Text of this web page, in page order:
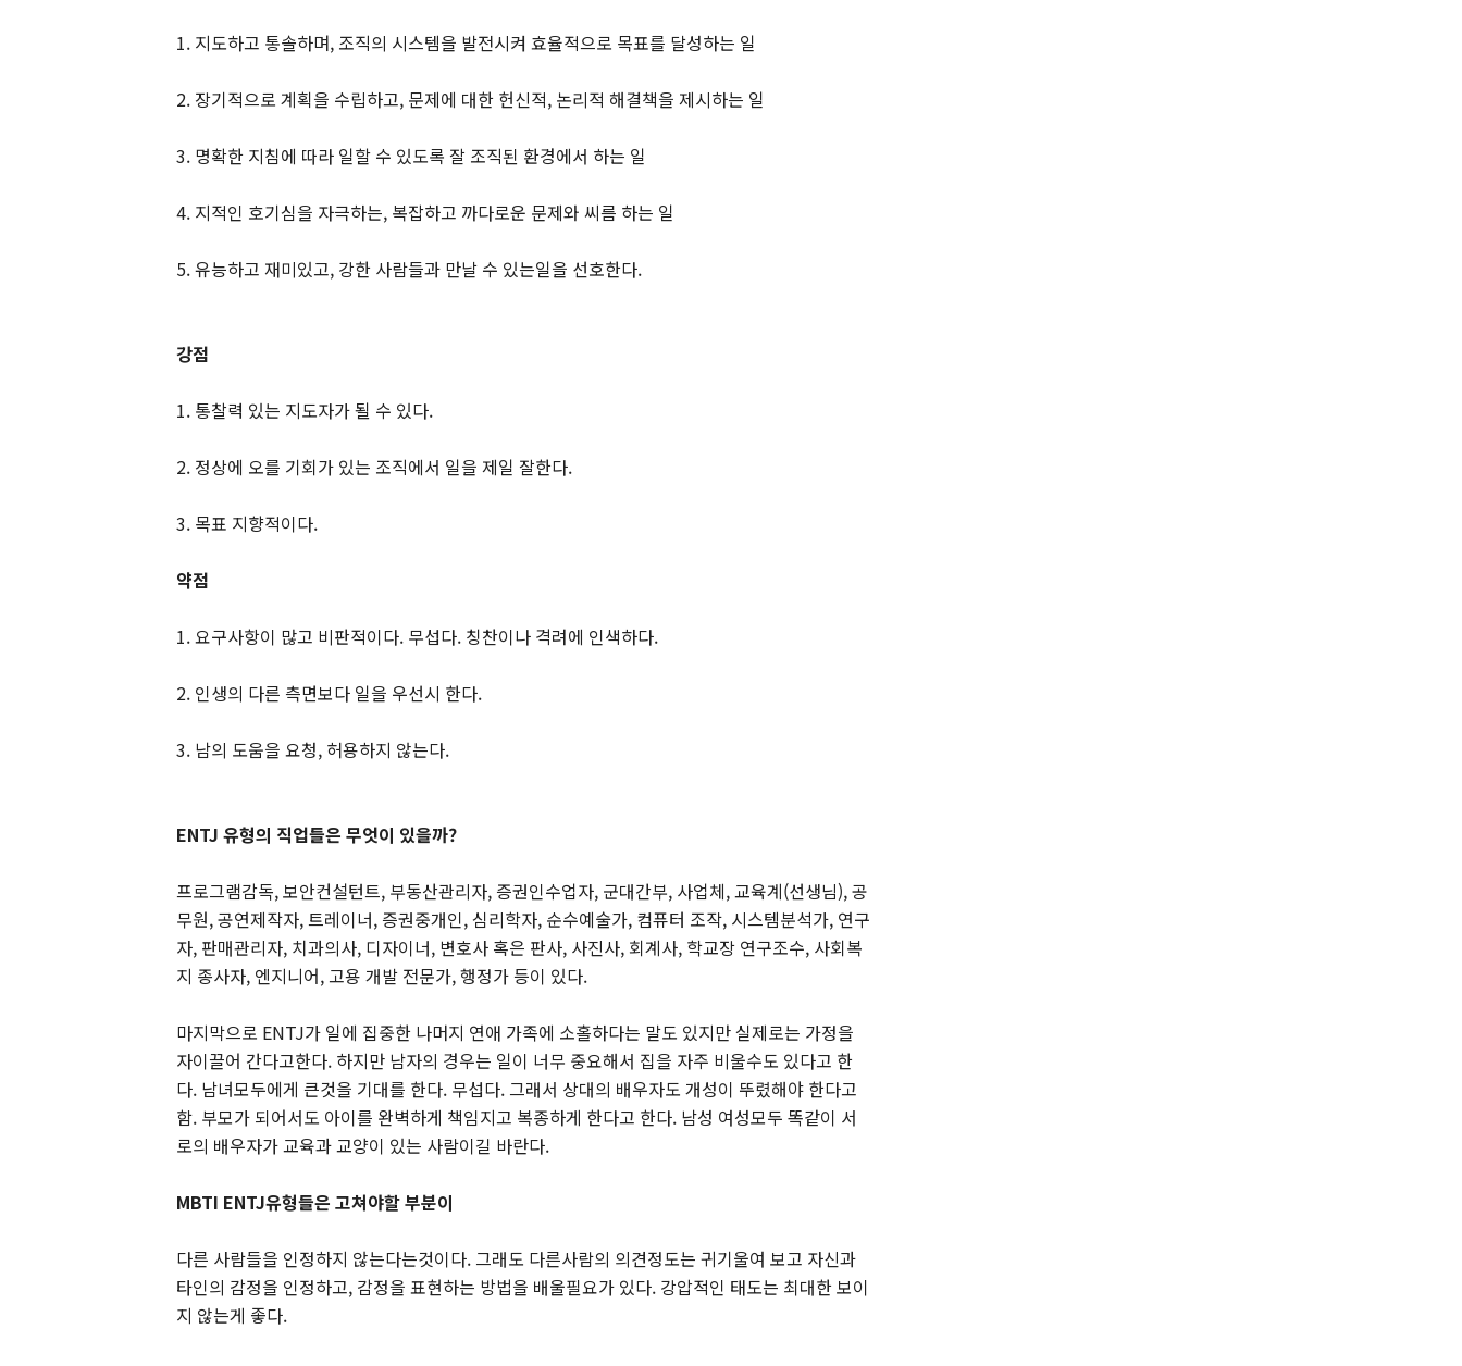
1. 지도하고 통솔하며, 조직의 시스템을 발전시켜 효율적으로 목표를 달성하는 일
2. 장기적으로 계획을 수립하고, 문제에 대한 헌신적, 논리적 해결책을 제시하는 일
3. 명확한 지침에 따라 일할 수 있도록 잘 조직된 환경에서 하는 일
4. 지적인 호기심을 자극하는, 복잡하고 까다로운 문제와 씨름 하는 일
5. 유능하고 재미있고, 강한 사람들과 만날 수 있는일을 선호한다.
강점
1. 통찰력 있는 지도자가 될 수 있다.
2. 정상에 오를 기회가 있는 조직에서 일을 제일 잘한다.
3. 목표 지향적이다.
약점
1. 요구사항이 많고 비판적이다. 무섭다. 칭찬이나 격려에 인색하다.
2. 인생의 다른 측면보다 일을 우선시 한다.
3. 남의 도움을 요청, 허용하지 않는다.
ENTJ 유형의 직업들은 무엇이 있을까?
프로그램감독, 보안컨설턴트, 부동산관리자, 증권인수업자, 군대간부, 사업체, 교육계(선생님), 공
무원, 공연제작자, 트레이너, 증권중개인, 심리학자, 순수예술가, 컴퓨터 조작, 시스템분석가, 연구
자, 판매관리자, 치과의사, 디자이너, 변호사 혹은 판사, 사진사, 회계사, 학교장 연구조수, 사회복
지 종사자, 엔지니어, 고용 개발 전문가, 행정가 등이 있다.
마지막으로 ENTJ가 일에 집중한 나머지 연애 가족에 소홀하다는 말도 있지만 실제로는 가정을
자이끌어 간다고한다. 하지만 남자의 경우는 일이 너무 중요해서 집을 자주 비울수도 있다고 한
다. 남녀모두에게 큰것을 기대를 한다. 무섭다. 그래서 상대의 배우자도 개성이 뚜렸해야 한다고
함. 부모가 되어서도 아이를 완벽하게 책임지고 복종하게 한다고 한다. 남성 여성모두 똑같이 서
로의 배우자가 교육과 교양이 있는 사람이길 바란다.
MBTI ENTJ유형들은 고쳐야할 부분이
다른 사람들을 인정하지 않는다는것이다. 그래도 다른사람의 의견정도는 귀기울여 보고 자신과
타인의 감정을 인정하고, 감정을 표현하는 방법을 배울필요가 있다. 강압적인 태도는 최대한 보이
지 않는게 좋다.